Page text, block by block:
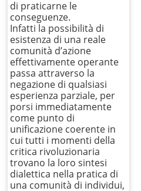
di praticarne le
conseguenze.
Infatti la possibilità di
esistenza di una reale
comunità d’azione
effettivamente operante
passa attraverso la
negazione di qualsiasi
esperienza parziale, per
porsi immediatamente
come punto di
unificazione coerente in
cui tutti i momenti della
critica rivoluzionaria
trovano la loro sintesi
dialettica nella pratica di
una comunità di individui,